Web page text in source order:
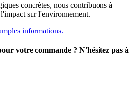
concrètes, nous contribuons à
sur l'environnement.
informations.
votre commande ? N'hésitez pas à